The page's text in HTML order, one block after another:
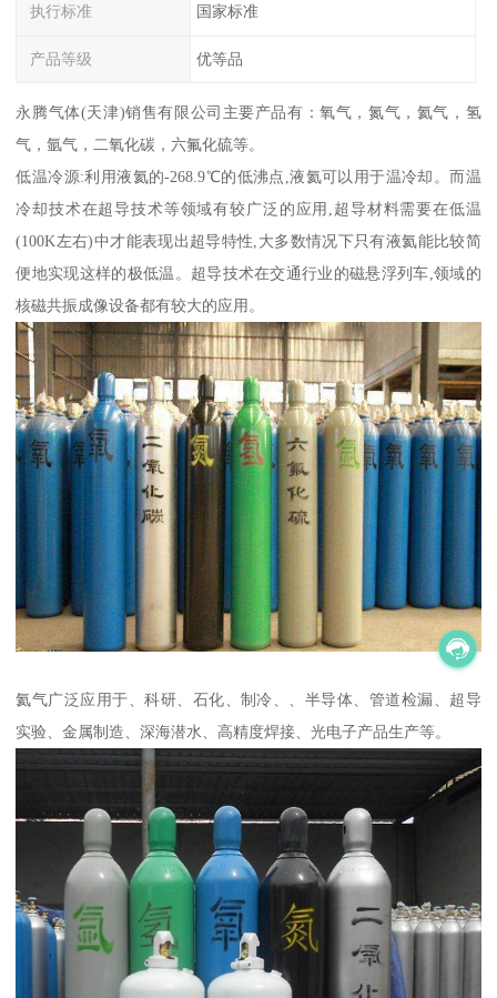
执行标准 国家标准
产品等级 优等品
永腾气体(天津)销售有限公司主要产品有：氧气，氮气，氦气，氢
气，氩气，二氧化碳，六氟化硫等。
低温冷源:利用液氦的-268.9℃的低沸点,液氦可以用于温冷却。而温
冷却技术在超导技术等领域有较广泛的应用,超导材料需要在低温
(100K左右)中才能表现出超导特性,大多数情况下只有液氦能比较简
便地实现这样的极低温。超导技术在交通行业的磁悬浮列车,领域的
核磁共振成像设备都有较大的应用。
氦气广泛应用于、科研、石化、制冷、、半导体、管道检漏、超导
实验、金属制造、深海潜水、高精度焊接、光电子产品生产等。